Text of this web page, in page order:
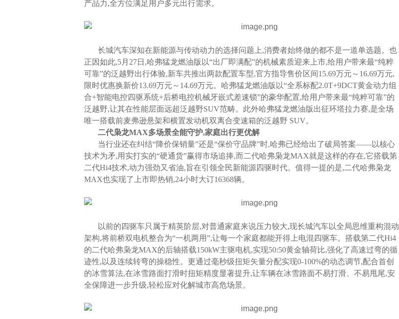
产品力,全方位满足用户多元出行需求。
长城汽车深知在新能源与传动动力的选择问题上,消费者始终做的都不是一道单选题。也
正因如此,5月27日,哈弗猛龙燃油版以“出厂即满配”的机械素质迎来上市,给用户带来最“纯粹
可靠”的泛越野出行体验,新车共推出两款配置车型,官方指导售价区间15.69万元～16.69万元,
限时优惠换新价13.69万元～14.69万元。哈弗猛龙燃油版以“全系标配2.0T+9DCT黄金动力组
合+智能电控四驱系统+后桥电控机械牙嵌式差速锁”的豪华配置,给用户带来最“纯粹可靠”的
泛越野,让其在性能层面远超泛越野SUV范畴。此外哈弗猛龙燃油版出征环塔拉力赛,是全场
唯一搭载前麦弗逊悬架和横置发动机双离合变速箱的泛越野 SUV。
二代枭龙MAX多场景全能守护,家庭出行更优解
当行业还在纠结“降价保销量”还是“保价守品牌”时,哈弗已经给出了破局答案——以核心
技术为矛,用实打实的“硬通货”赢得市场追捧,而二代哈弗枭龙MAX就是这样的存在,它搭载第
二代Hi4技术,动力强劲又省油,旨在引领全民新能源四驱时代。值得一提的是,二代哈弗枭龙
MAX也实现了上市即热销,24小时大订16368辆。
以前的四驱车只属于精英阶层,对普通家庭来说压力较大,现长城汽车以全局思维重构混动
架构,将前桥双电机整合为“一机两用”,让每一个家庭都能开得上电混四驱车。搭载第二代Hi4
的二代哈弗枭龙MAX的后轴搭载150kW主驱电机,实现50:50黄金轴荷比,强化了高速过弯的循
迹性,以及连续转弯的操稳性。更通过毫秒级扭矩矢量分配实现0-100%的动态调节,配合首创
的冰雪算法,在冰雪路面打滑时扭矩精度显著提升,让车辆在冰雪路面不易打滑、不易甩尾,安
全保障进一步升级,轻松应对化解城市高危场景。